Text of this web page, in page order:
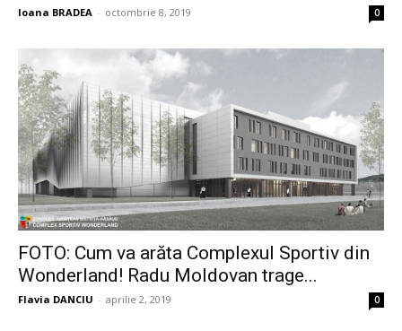
Ioana BRADEA - octombrie 8, 2019 0
FOTO: Cum va arăta Complexul Sportiv din
Wonderland! Radu Moldovan trage...
Flavia DANCIU - aprilie 2, 2019 0